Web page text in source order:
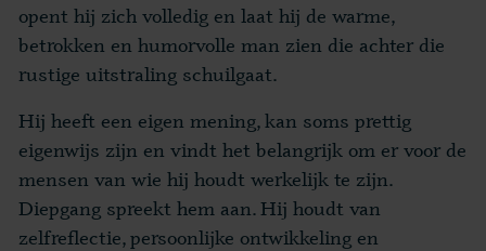
opent hij zich volledig en laat hij de warme,
betrokken en humorvolle man zien die achter die
rustige uitstraling schuilgaat.
Hij heeft een eigen mening, kan soms prettig
eigenwijs zijn en vindt het belangrijk om er voor de
mensen van wie hij houdt werkelijk te zijn.
Diepgang spreekt hem aan. Hij houdt van
zelfreflectie, persoonlijke ontwikkeling en